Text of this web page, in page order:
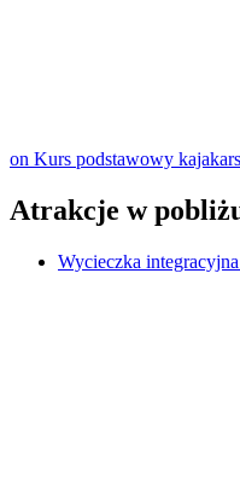
on Kurs podstawowy
Atrakcje w
Wycieczka